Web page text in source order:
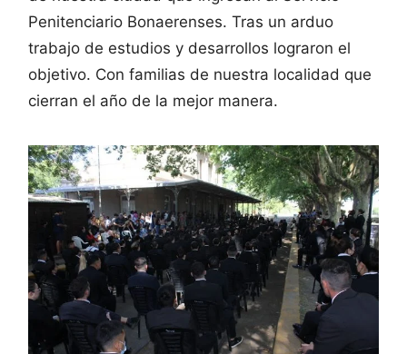
Penitenciario Bonaerenses. Tras un arduo
trabajo de estudios y desarrollos lograron el
objetivo. Con familias de nuestra localidad que
cierran el año de la mejor manera.